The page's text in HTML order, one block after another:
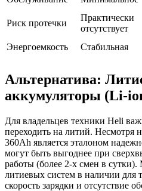
Риск протечки
Практически
отсутствует
Энергоемкость Стабильная
Альтернатива:
аккумуляторы (Li-
Для владельцев техники Heli
переходить на литий. Несмотря
360Ah является эталоном
могут быть выгоднее при
работы (более 2-х смен в
литиевых систем в наличии для
скорость зарядки и отсутствие